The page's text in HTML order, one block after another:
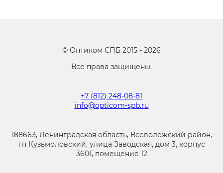
© Оптиком СПБ 2015 - 2026
Все права защищены.
+7 (812) 248-08-81
info@opticom-spb.ru
188663, Ленинградская область, Всеволожский район,
гп Кузьмоловский, улица Заводская, дом 3, корпус
360Г, помещение 12